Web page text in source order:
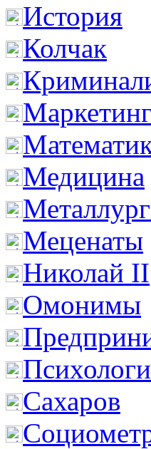
История
Колчак
Маркетинг
Медицина
Меценаты
Николай II
Омонимы
Сахаров